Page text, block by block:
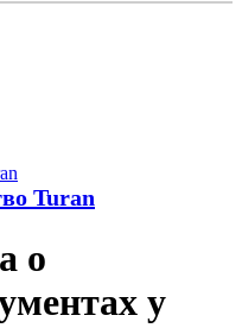
Turan
о
у